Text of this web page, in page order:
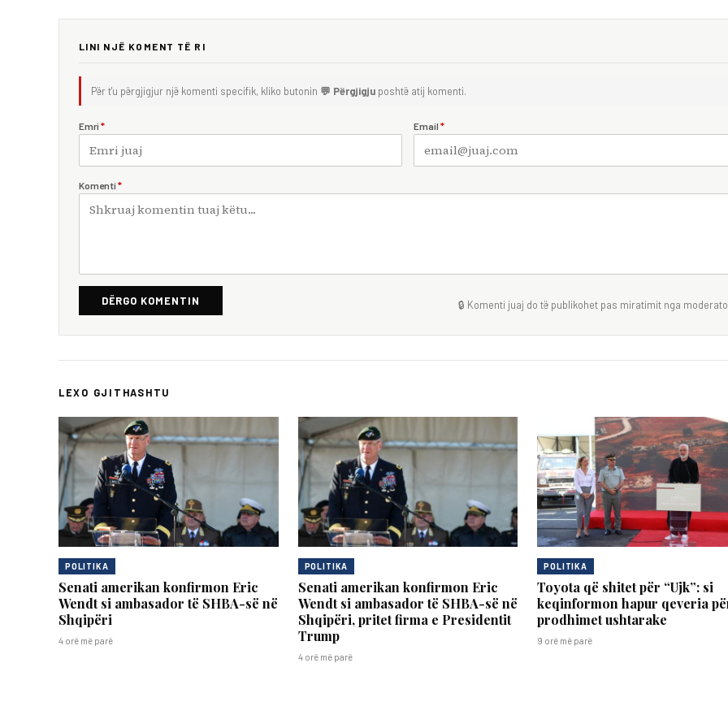
LINI NJË KOMENT TË RI
Për t'u përgjigjur një komenti specifik, kliko butonin 💬 Përgjigju poshtë atij komenti.
Emri * Email *
Komenti *
DËRGO KOMENTIN 🔒 Komenti juaj do të publikohet pas miratimit nga
LEXO GJITHASHTU
POLITIKA
Senati amerikan konfirmon Eric
Wendt si ambasador të SHBA-së në
Shqipëri
4 orë më parë
POLITIKA
Senati amerikan konfirmon Eric
Wendt si ambasador të SHBA-së në
Shqipëri, pritet firma e Presidentit
Trump
4 orë më parë
POLITIKA
Toyota që shitet për “Ujk”: si
keqinformon hapur qeveria
prodhimet ushtarake
9 orë më parë